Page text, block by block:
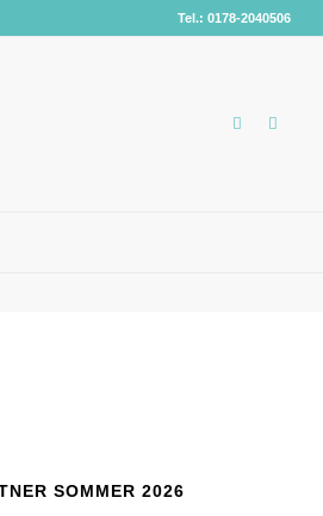
Tel.: 0178-2040506
SOMMER 2026